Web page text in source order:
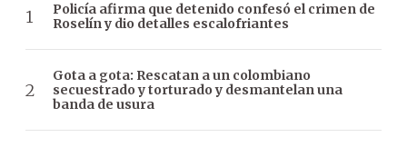
Policía afirma que detenido confesó el crimen de
Roselín y dio detalles escalofriantes
Gota a gota: Rescatan a un colombiano
secuestrado y torturado y desmantelan una
banda de usura